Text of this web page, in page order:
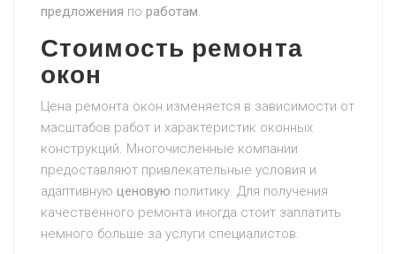
предложения по работам.
Стоимость ремонта
окон
Цена ремонта окон изменяется в зависимости от
масштабов работ и характеристик оконных
конструкций. Многочисленные компании
предоставляют привлекательные условия и
адаптивную ценовую политику. Для получения
качественного ремонта иногда стоит заплатить
немного больше за услуги специалистов.